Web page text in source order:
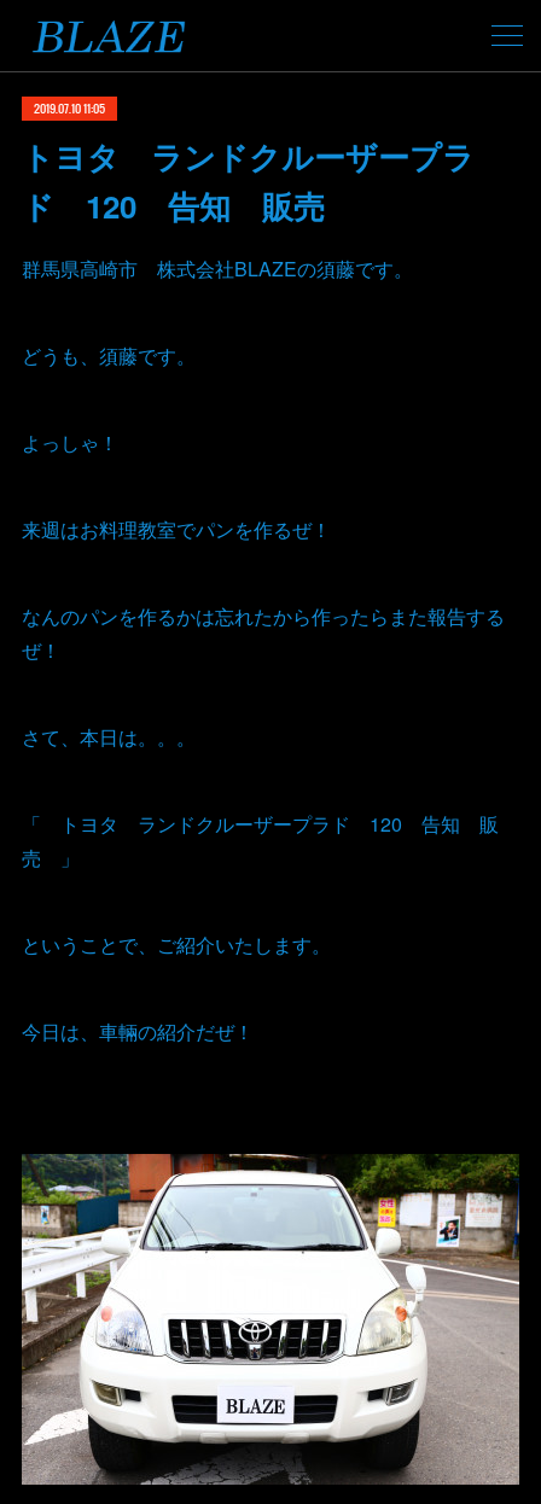
2019.07.10 11:05
トヨタ ランドクルーザープラ
ド 120 告知 販売
群馬県高崎市 株式会社BLAZEの須藤です。
どうも、須藤です。
よっしゃ！
来週はお料理教室でパンを作るぜ！
なんのパンを作るかは忘れたから作ったらまた報告する
ぜ！
さて、本日は。。。
「 トヨタ ランドクルーザープラド 120 告知 販
売 」
ということで、ご紹介いたします。
今日は、車輛の紹介だぜ！